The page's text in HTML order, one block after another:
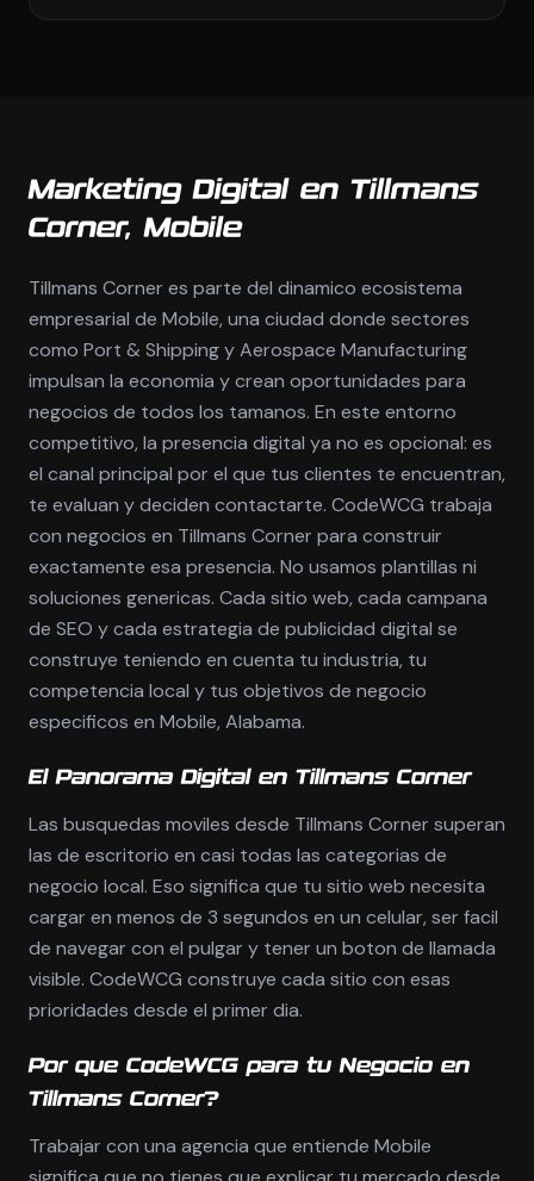
Marketing Digital en Tillmans
Corner, Mobile
Tillmans Corner es parte del dinamico ecosistema
empresarial de Mobile, una ciudad donde sectores
como Port & Shipping y Aerospace Manufacturing
impulsan la economia y crean oportunidades para
negocios de todos los tamanos. En este entorno
competitivo, la presencia digital ya no es opcional: es
el canal principal por el que tus clientes te encuentran,
te evaluan y deciden contactarte. CodeWCG trabaja
con negocios en Tillmans Corner para construir
exactamente esa presencia. No usamos plantillas ni
soluciones genericas. Cada sitio web, cada campana
de SEO y cada estrategia de publicidad digital se
construye teniendo en cuenta tu industria, tu
competencia local y tus objetivos de negocio
especificos en Mobile, Alabama.
El Panorama Digital en Tillmans Corner
Las busquedas moviles desde Tillmans Corner superan
las de escritorio en casi todas las categorias de
negocio local. Eso significa que tu sitio web necesita
cargar en menos de 3 segundos en un celular, ser facil
de navegar con el pulgar y tener un boton de llamada
visible. CodeWCG construye cada sitio con esas
prioridades desde el primer dia.
Por que CodeWCG para tu Negocio en
Tillmans Corner?
Trabajar con una agencia que entiende Mobile